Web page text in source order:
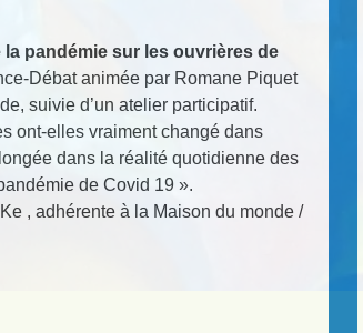
la pandémie sur les ouvrières de
Débat animée par Romane Piquet
suivie d’un atelier participatif.
ont-elles vraiment changé dans
dans la réalité quotidienne des
de Covid 19 ».
, adhérente à la Maison du monde /